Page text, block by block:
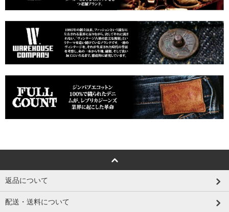
返品について
配送・送料について